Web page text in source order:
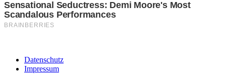
Datenschutz
Impressum